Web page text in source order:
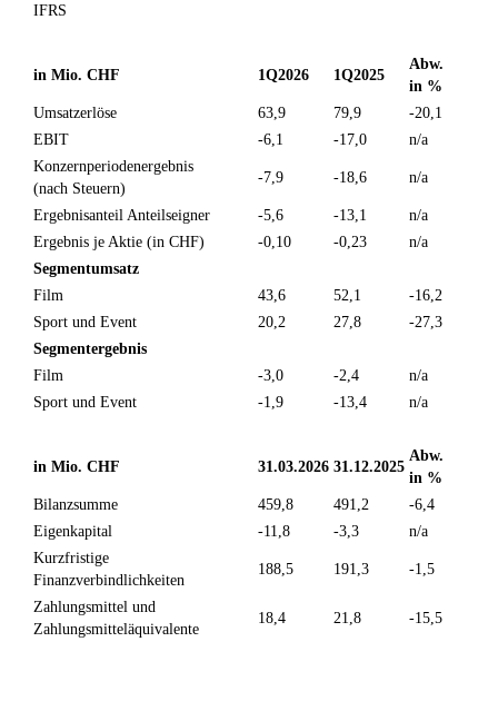
IFRS
in Mio. CHF 1Q2026 1Q2025
Abw.
in %
Umsatzerlöse
63,9 79,9
-20,1
EBIT
-6,1 -17,0
n/a
Konzernperiodenergebnis
(nach Steuern)
-7,9 -18,6 n/a
Ergebnisanteil Anteilseigner -5,6 -13,1
n/a
Ergebnis je Aktie (in CHF)
-0,10 -0,23
n/a
Segmentumsatz
Film
43,6 52,1
-16,2
Sport und Event
20,2 27,8
-27,3
Segmentergebnis
Film
-3,0 -2,4
n/a
Sport und Event
-1,9 -13,4 n/a
in Mio. CHF 31.03.2026 31.12.2025
Abw.
in %
Bilanzsumme
459,8 491,2
-6,4
Eigenkapital
-11,8 -3,3
n/a
Kurzfristige
Finanzverbindlichkeiten
188,5 191,3 -1,5
Zahlungsmittel und
Zahlungsmitteläquivalente
18,4 21,8 -15,5